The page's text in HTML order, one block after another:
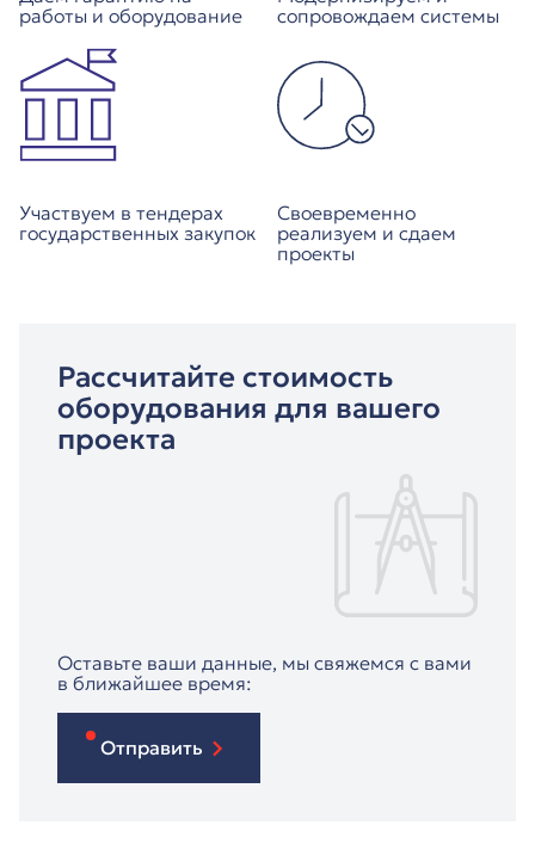
работы и оборудование
сопровождаем системы
Участвуем в тендерах
государственных закупок
Своевременно
реализуем и сдаем
проекты
Рассчитайте стоимость
оборудования для вашего
проекта
Оставьте ваши данные, мы свяжемся с вами
в ближайшее время:
Отправить